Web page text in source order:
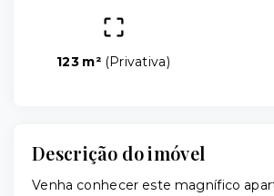
123 m² (Privativa)
Descrição do imóvel
Venha conhecer este magnífico